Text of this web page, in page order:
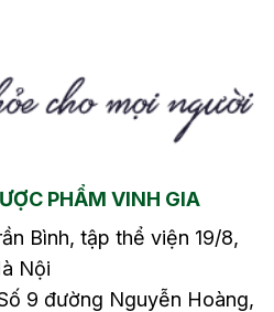
PHẨM VINH GIA
Bình, tập thể viện 19/8,
Nội
9 đường Nguyễn Hoàng,